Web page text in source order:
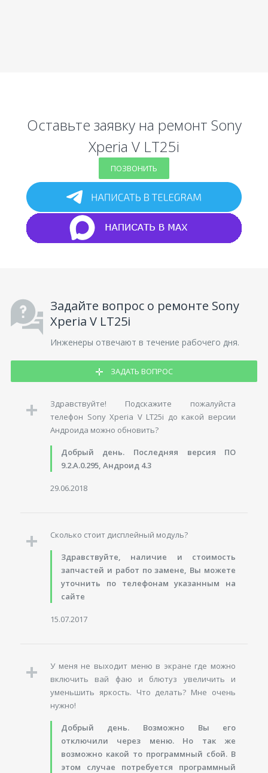
Оставьте заявку на ремонт Sony
Xperia V LT25i
ПОЗВОНИТЬ
Задайте вопрос о ремонте Sony
Xperia V LT25i
Инженеры отвечают в течение рабочего дня.
ЗАДАТЬ ВОПРОС
Здравствуйте! Подскажите пожалуйста
телефон Sony Xperia V LT25i до какой версии
Андроида можно обновить?
Добрый день. Последняя версия ПО
9.2.A.0.295, Андроид 4.3
29.06.2018
Сколько стоит дисплейный модуль?
Здравствуйте, наличие и стоимость
запчастей и работ по замене, Вы можете
уточнить по телефонам указанным на
сайте
15.07.2017
У меня не выходит меню в экране где можно
включить вай фаю и блютуз увеличить и
уменьшить яркость. Что делать? Мне очень
нужно!
Добрый день. Возможно Вы его
отключили через меню. Но так же
возможно какой то программный сбой. В
этом случае потребуется программный